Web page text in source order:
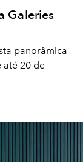
Galeries
panorâmica
até 20 de